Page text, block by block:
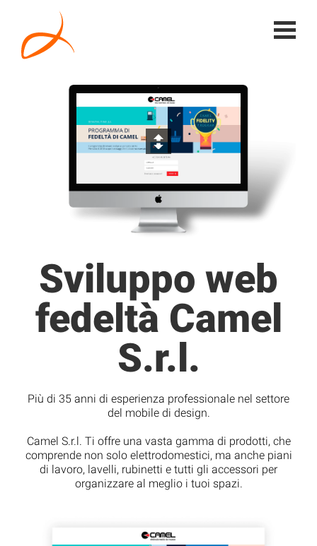
Sviluppo web
fedeltà Camel
S.r.l.
Più di 35 anni di esperienza professionale nel settore
del mobile di design.
Camel S.r.l. Ti offre una vasta gamma di prodotti, che
comprende non solo elettrodomestici, ma anche piani
di lavoro, lavelli, rubinetti e tutti gli accessori per
organizzare al meglio i tuoi spazi.